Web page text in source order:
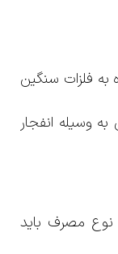
فلزات سنگین
وسیله انفجار
نوع مصرف باید